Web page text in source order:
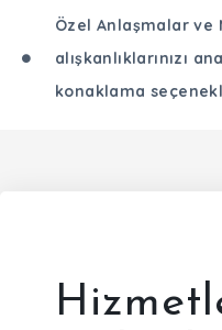
Özel Anlaşmalar ve
alışkanlıklarınızı
konaklama